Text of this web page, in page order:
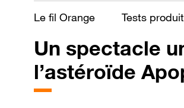
Le fil Orange Tests
Un spectacle
l’astéroïde